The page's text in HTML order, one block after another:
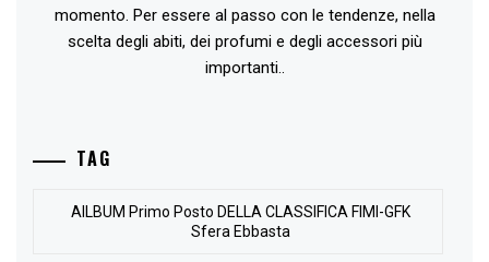
momento. Per essere al passo con le tendenze, nella
scelta degli abiti, dei profumi e degli accessori più
importanti..
TAG
AlLBUM Primo Posto DELLA CLASSIFICA FIMI-GFK
Sfera Ebbasta